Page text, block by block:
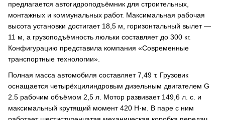
предлагается автогидроподъёмник для строительных,
монтажных и коммунальных работ. Максимальная рабочая
высота установки достигает 18,5 м, горизонтальный вылет —
11 м, а грузоподъёмность люльки составляет до 300 кг.
Конфигурацию представила компания «Современные
транспортные технологии».
Полная масса автомобиля составляет 7,49 т. Грузовик
оснащается четырёхцилиндровым дизельным двигателем G
2.5 рабочим объёмом 2,5 л. Мотор развивает 149,6 л. с. и
максимальный крутящий момент 420 Н·м. В паре с ним